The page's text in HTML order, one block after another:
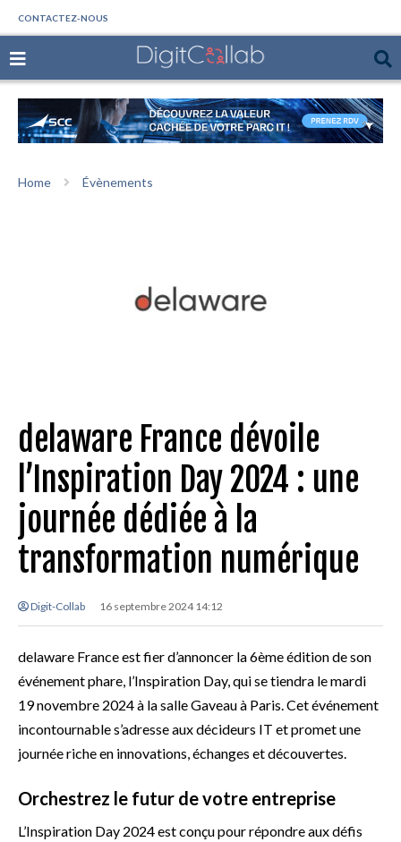
CONTACTEZ-NOUS
Home Évènements
delaware France dévoile
l’Inspiration Day 2024 : une
journée dédiée à la
transformation numérique
Digit-Collab 16 septembre 2024 14:12
delaware France est fier d’annoncer la 6ème édition de son
événement phare, l’Inspiration Day, qui se tiendra le mardi
19 novembre 2024 à la salle Gaveau à Paris. Cet événement
incontournable s’adresse aux décideurs IT et promet une
journée riche en innovations, échanges et découvertes.
Orchestrez le futur de votre entreprise
L’Inspiration Day 2024 est conçu pour répondre aux défis